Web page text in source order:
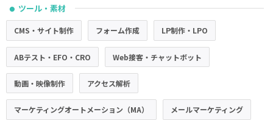
● ツール・素材
CMS・サイト制作 フォーム作成 LP制作・LPO
ABテスト・EFO・CRO Web接客・チャットボット
動画・映像制作 アクセス解析
マーケティングオートメーション（MA） メールマーケティング